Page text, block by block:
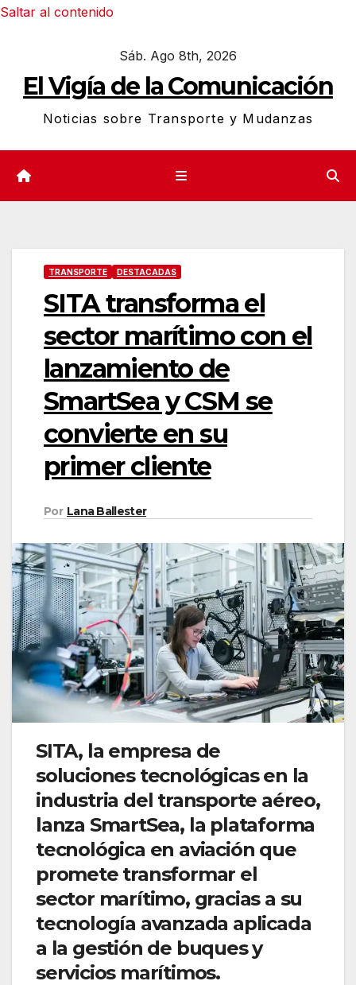
Saltar al contenido
Sáb. Ago 8th, 2026
El Vigía de la Comunicación
Noticias sobre Transporte y Mudanzas
TRANSPORTE DESTACADAS
SITA transforma el
sector marítimo con el
lanzamiento de
SmartSea y CSM se
convierte en su
primer cliente
Por Lana Ballester
SITA, la empresa de
soluciones tecnológicas en la
industria del transporte aéreo,
lanza SmartSea, la plataforma
tecnológica en aviación que
promete transformar el
sector marítimo, gracias a su
tecnología avanzada aplicada
a la gestión de buques y
servicios marítimos.